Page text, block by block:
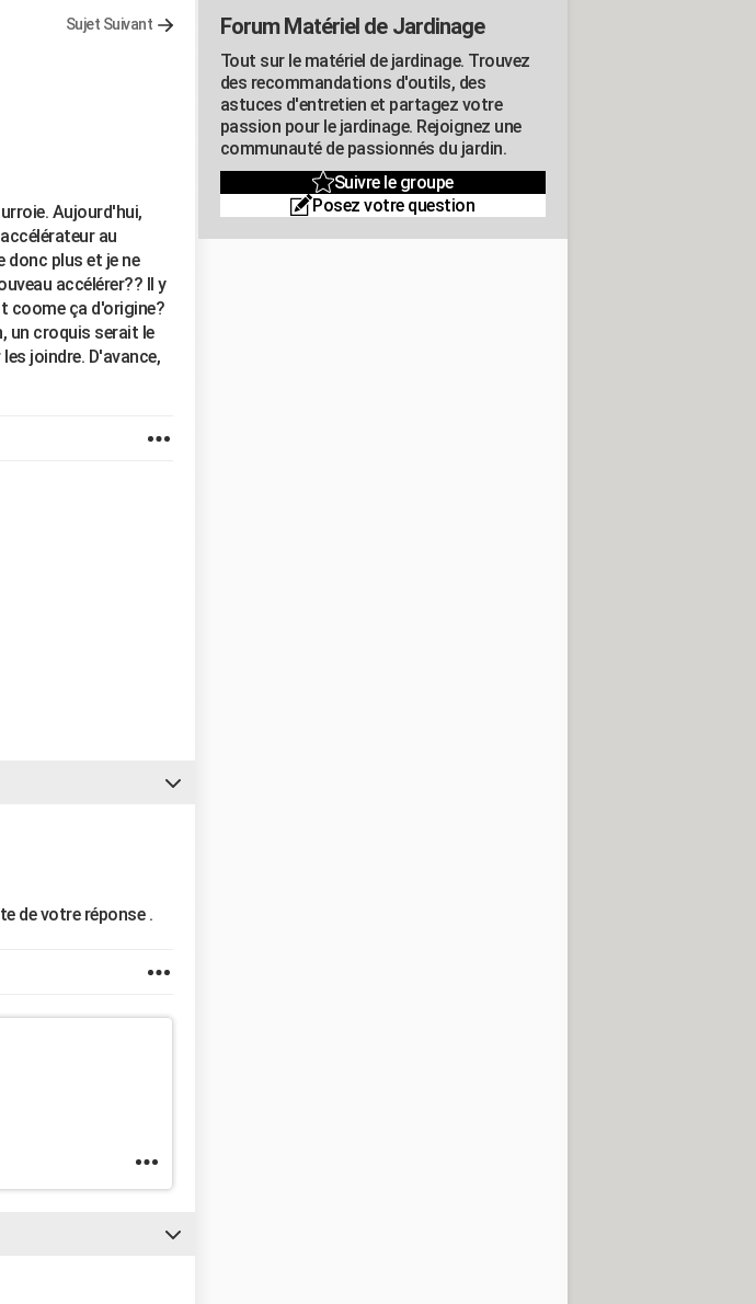
Sujet Suivant
Aujourd'hui,
au
plus et je ne
accélérer?? Il y
coome ça d'origine?
un croquis serait le
joindre. D'avance,
de votre réponse .
Forum Matériel de Jardinage
Tout sur le matériel de jardinage. Trouvez
des recommandations d'outils, des
astuces d'entretien et partagez votre
passion pour le jardinage. Rejoignez une
communauté de passionnés du jardin.
Suivre le groupe
Posez votre question